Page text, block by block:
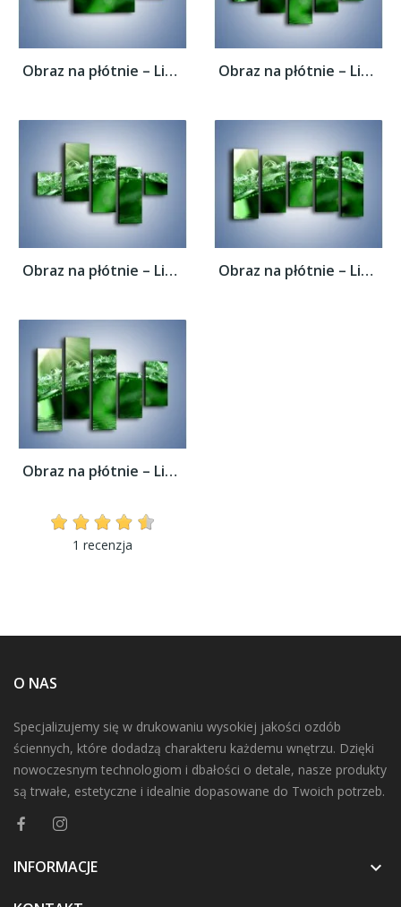
Obraz na płótnie – Liść w wodnym stroju –... Obraz na płótnie – Liść w wodnym stroju –...
Obraz na płótnie – Liść w wodnym stroju –... Obraz na płótnie – Liść w wodnym stroju –...
Obraz na płótnie – Liść w wodnym stroju –...
1 recenzja
O NAS
Specjalizujemy się w drukowaniu wysokiej jakości ozdób
ściennych, które dodadzą charakteru każdemu wnętrzu. Dzięki
nowoczesnym technologiom i dbałości o detale, nasze produkty
są trwałe, estetyczne i idealnie dopasowane do Twoich potrzeb.
INFORMACJE 